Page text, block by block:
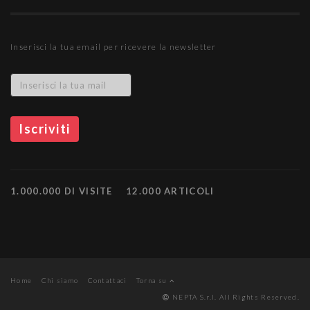
Inserisci la tua email per ricevere la newsletter
1.000.000 DI VISITE 12.000 ARTICOLI
Home Chi siamo Contattaci
Torna su
NEPTA S.r.l. All Rights Reserved.